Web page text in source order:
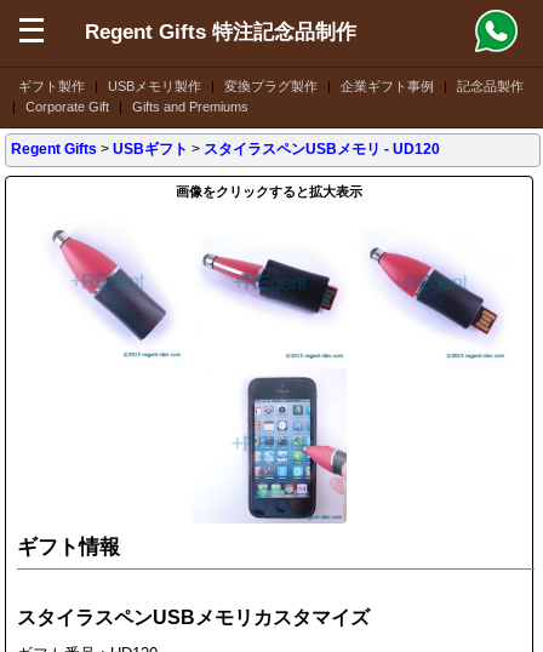
ギフト製作 | USBメモリ製作 | 変換プラグ製作 | 企業ギフト事例 |
記念品製作
|
Corporate Gift | Gifts and Premiums
Regent Gifts 特注記念品制作
Regent Gifts >USBギフト > スタイラスペンUSBメモリ - UD120
画像をクリックすると拡大表示
ギフト情報
スタイラスペンUSBメモリカスタマイズ